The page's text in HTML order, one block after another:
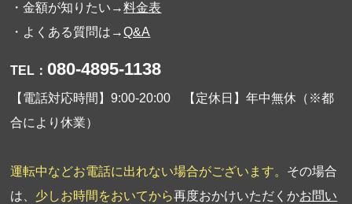
・金額が知りたい→料金表
・よくある質問は→Q&A
TEL： 080-4895-1138
【電話対応時間】9:00-20:00 【定休日】年中無休（※都
合により休業）
運転中などお電話に出れない場合がございます。 その場合
は、 少しお時間をおいてから再度おかけいただくかお問い